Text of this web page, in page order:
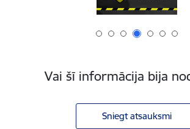
Vai šī informācija bija
Sniegt atsauksmi